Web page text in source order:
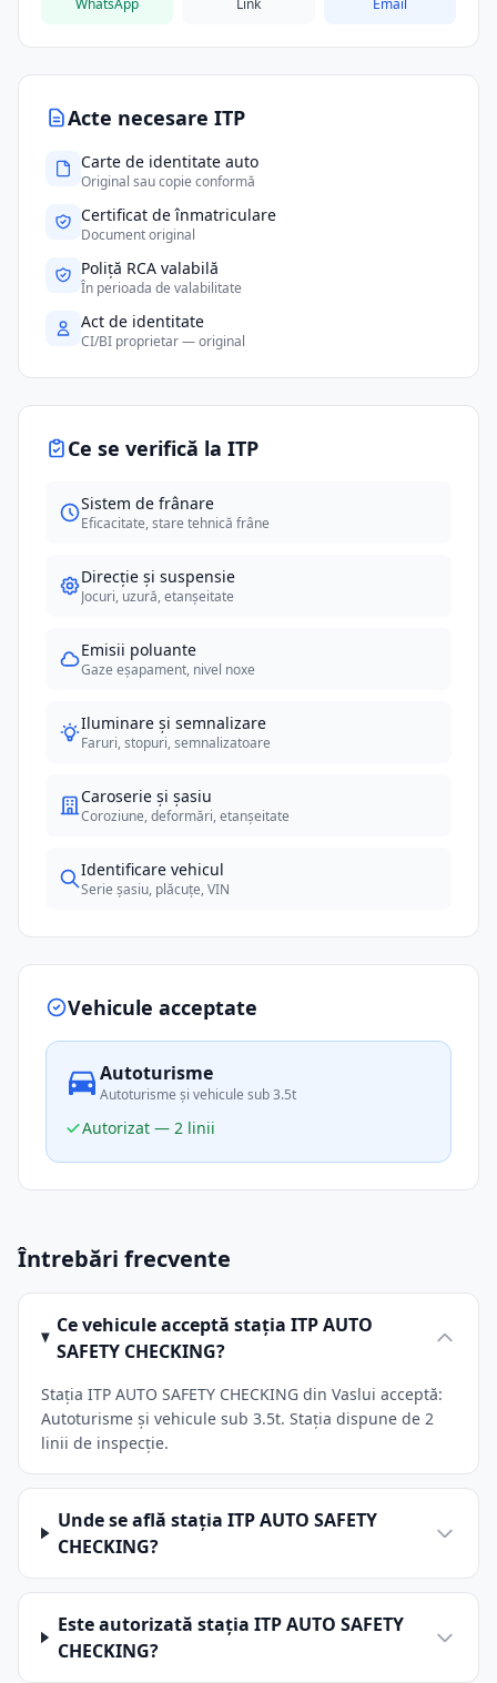
Acte necesare ITP
Carte de identitate auto
Original sau copie conformă
Certificat de înmatriculare
Document original
Poliță RCA valabilă
În perioada de valabilitate
Act de identitate
CI/BI proprietar — original
Ce se verifică la ITP
Sistem de frânare
Eficacitate, stare tehnică frâne
Direcție și suspensie
Jocuri, uzură, etanșeitate
Emisii poluante
Gaze eșapament, nivel noxe
Iluminare și semnalizare
Faruri, stopuri, semnalizatoare
Caroserie și șasiu
Coroziune, deformări, etanșeitate
Identificare vehicul
Serie șasiu, plăcuțe, VIN
Vehicule acceptate
Autoturisme
Autoturisme și vehicule sub 3.5t
Autorizat — 2 linii
WhatsApp Link Email
Întrebări frecvente
Ce vehicule acceptă stația ITP AUTO
SAFETY CHECKING?
Stația ITP AUTO SAFETY CHECKING din Vaslui acceptă:
Autoturisme și vehicule sub 3.5t. Stația dispune de 2
linii de inspecție.
Unde se află stația ITP AUTO SAFETY
CHECKING?
Este autorizată stația ITP AUTO SAFETY
CHECKING?